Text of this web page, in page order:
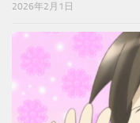
2026年2月1日